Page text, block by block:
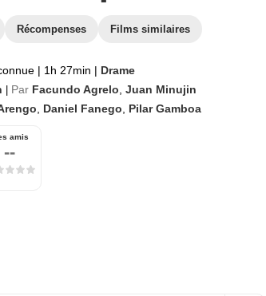
Récompenses Films similaires
| 1h 27min | Drame
Par Facundo Agrelo Juan Minujin
Daniel Fanego Pilar Gamboa
amis
--